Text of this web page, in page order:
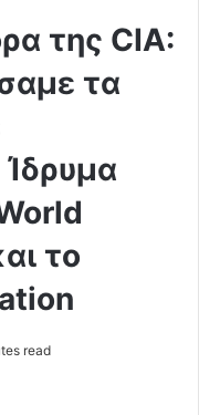
της CIA:
τα
το
read